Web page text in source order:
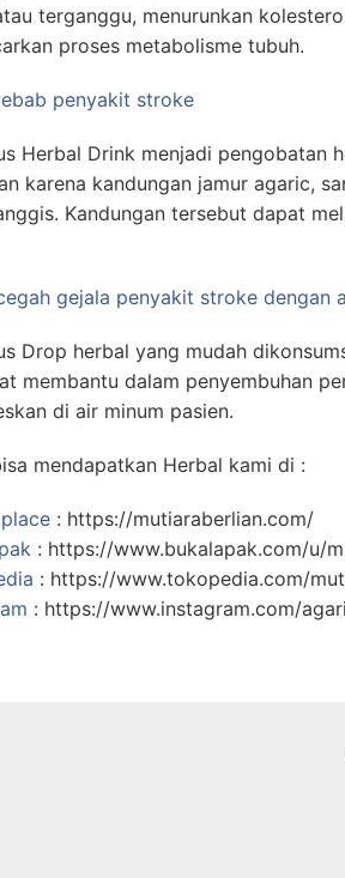
terganggu, menurunkan
proses metabolisme tubuh.
Herbal Drink menjadi pengobatan
karena kandungan jamur agaric,
Kandungan tersebut dapat
Drop herbal yang mudah
membantu dalam penyembuhan
di air minum pasien.
mendapatkan Herbal kami di :
: https://mutiaraberlian.com/
: https://www.bukalapak.com/u/
: https://www.tokopedia.com/
: https://www.instagram.com/